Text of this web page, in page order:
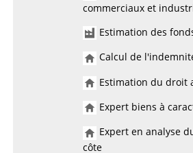
commerciaux et
Estimation des
Calcul de
Estimation du droit
Expert biens à
Expert en analyse
côte